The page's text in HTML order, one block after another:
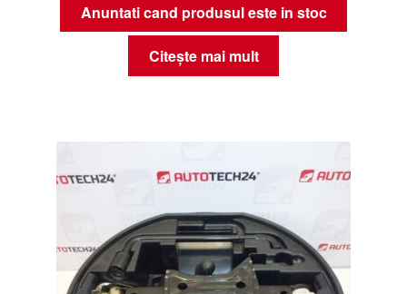
Anuntati cand produsul este in stoc
Citește mai mult